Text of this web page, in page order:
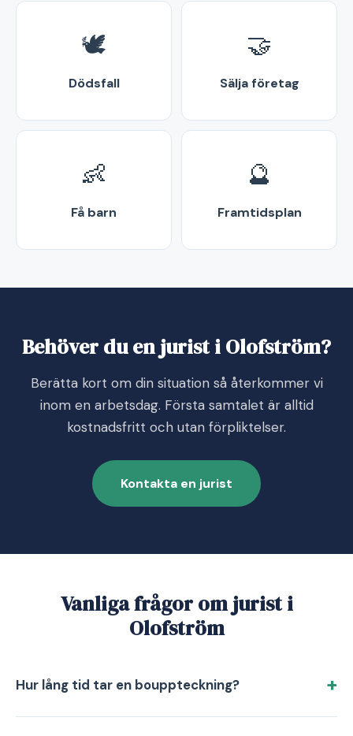
🕊️
Dödsfall
🤝
Sälja företag
👶
Få barn
🔮
Framtidsplan
Behöver du en jurist i Olofström?
Berätta kort om din situation så återkommer vi
inom en arbetsdag. Första samtalet är alltid
kostnadsfritt och utan förpliktelser.
Kontakta en jurist
Vanliga frågor om jurist i
Olofström
Hur lång tid tar en bouppteckning?